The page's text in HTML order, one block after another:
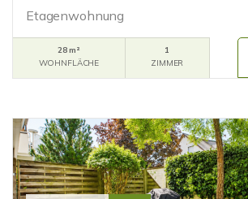
Etagenwohnung
28 m²
WOHNFLÄCHE
1
ZIMMER